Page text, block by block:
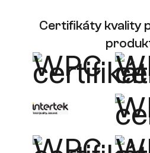
Certifikáty kvality